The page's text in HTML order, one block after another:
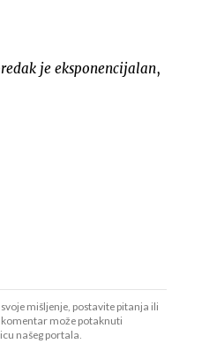
je eksponencijalan,
mišljenje, postavite pitanja ili
komentar može potaknuti
našeg portala.